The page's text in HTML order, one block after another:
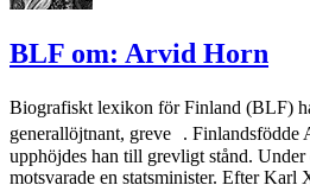
BLF om: Arvid Horn
Biografiskt lexikon för Finland (BLF)
generallöjtnant, greve . Finlandsfödde
upphöjdes han till grevligt stånd.
motsvarade en statsminister. Efter Karl